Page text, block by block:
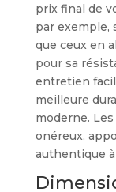
prix final de
par exemple,
que ceux en
pour sa
entretien
meilleure
moderne.
onéreux,
authentique